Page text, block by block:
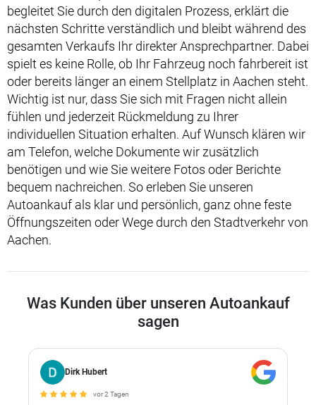
begleitet Sie durch den digitalen Prozess, erklärt die
nächsten Schritte verständlich und bleibt während des
gesamten Verkaufs Ihr direkter Ansprechpartner. Dabei
spielt es keine Rolle, ob Ihr Fahrzeug noch fahrbereit ist
oder bereits länger an einem Stellplatz in Aachen steht.
Wichtig ist nur, dass Sie sich mit Fragen nicht allein
fühlen und jederzeit Rückmeldung zu Ihrer
individuellen Situation erhalten. Auf Wunsch klären wir
am Telefon, welche Dokumente wir zusätzlich
benötigen und wie Sie weitere Fotos oder Berichte
bequem nachreichen. So erleben Sie unseren
Autoankauf als klar und persönlich, ganz ohne feste
Öffnungszeiten oder Wege durch den Stadtverkehr von
Aachen.
Was Kunden über unseren Autoankauf
sagen
Dirk Hubert
vor 2 Tagen